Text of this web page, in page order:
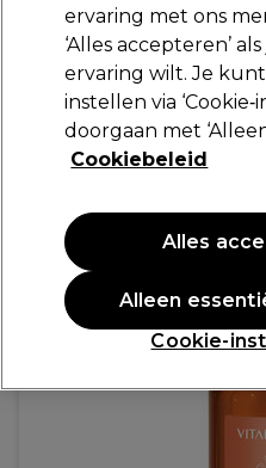
Vitality's
Vitality's Care & Style
23,90 €
PROMOTIE
ervaring met ons
‘Alles accepteren’
ervaring wilt. Je
instellen via
doorgaan met
Cookiebeleid
Cookie-
Alleen
Alles